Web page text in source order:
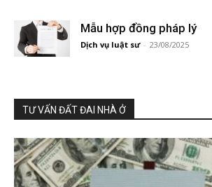
Mẫu hợp đồng pháp lý
Dịch vụ luật sư - 23/08/2025
TƯ VẤN ĐẤT ĐAI NHÀ Ở